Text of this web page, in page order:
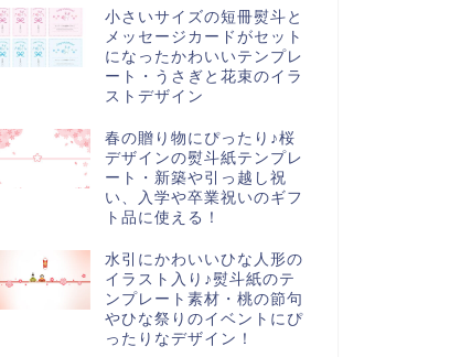
小さいサイズの短冊熨斗と
メッセージカードがセット
になったかわいいテンプレ
ート・うさぎと花束のイラ
ストデザイン
春の贈り物にぴったり♪桜
デザインの熨斗紙テンプレ
ート・新築や引っ越し祝
い、入学や卒業祝いのギフ
ト品に使える！
水引にかわいいひな人形の
イラスト入り♪熨斗紙のテ
ンプレート素材・桃の節句
やひな祭りのイベントにぴ
ったりなデザイン！